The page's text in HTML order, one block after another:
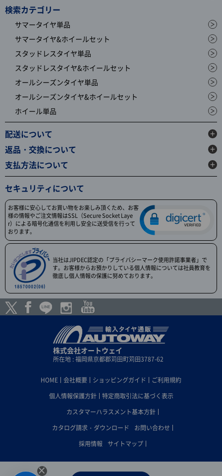
検索カテゴリー
サマータイヤ単品
サマータイヤ&ホイールセット
スタッドレスタイヤ単品
スタッドレスタイヤ&ホイールセット
オールシーズンタイヤ単品
オールシーズンタイヤ&ホイールセット
ホイール単品
配送について
返品・交換について
支払方法について
セキュリティについて
お客様に安心してお買い物をお楽しみ頂くため、お客
様の情報やご注文情報はSSL（Secure Socket Laye
r）による暗号化通信を利用し安全に送受信を行って
おります。
当社はJIPDEC認定の「プライバシーマーク使用許諾事業者」で
す。お客様からお預かりしている個人情報については社員教育を
徹底し個人情報の保護に努めております。
株式会社オートウェイ
所在地 : 福岡県京都郡苅田町苅田3787-62
HOME 会社概要 ショッピングガイド
ご利用規約
個人情報保護方針
特定商取引法に基づく表示
カスタマーハラスメント基本方針
カタログ請求・ダウンロード
お問い合わせ
採用情報
サイトマップ
×